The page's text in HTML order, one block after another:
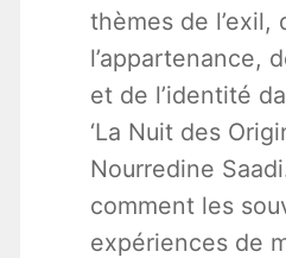
thèmes de l’exil,
l’appartenance,
et de l’identité
‘La Nuit des
Nourredine
comment les
expériences de